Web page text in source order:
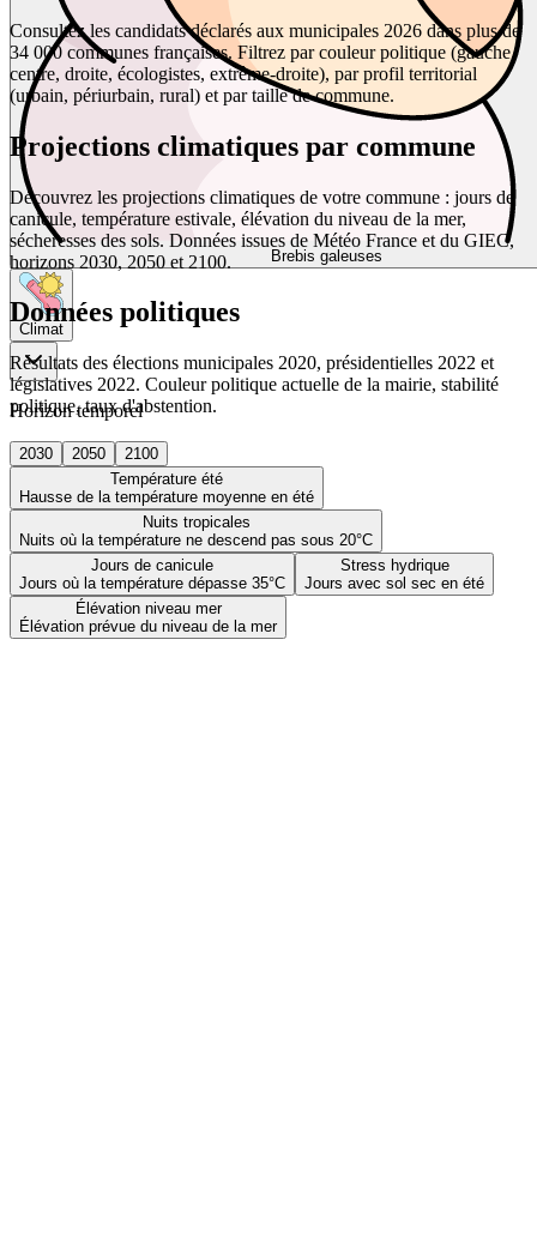
Brebis galeuses
Climat
Horizon temporel
2030 2050
2100
Température été
Hausse de la température moyenne en été
Nuits tropicales
Nuits où la température ne descend pas sous 20°C
Jours de canicule
Jours où la température dépasse 35°C
Stress hydrique
Jours avec sol sec en été
Élévation niveau mer
Élévation prévue du niveau de la mer
Consultez les candidats déclarés aux municipales 2026 dans plus de
34 000 communes françaises. Filtrez par couleur politique (gauche,
centre, droite, écologistes, extrême-droite), par profil territorial
(urbain, périurbain, rural) et par taille de commune.
Projections climatiques par commune
Découvrez les projections climatiques de votre commune : jours de
canicule, température estivale, élévation du niveau de la mer,
sécheresses des sols. Données issues de Météo France et du GIEC,
horizons 2030, 2050 et 2100.
Données politiques
Résultats des élections municipales 2020, présidentielles 2022 et
législatives 2022. Couleur politique actuelle de la mairie, stabilité
politique, taux d'abstention.